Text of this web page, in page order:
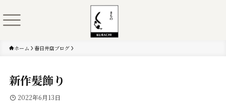
ホーム 春日井店ブログ
新作髪飾り
2022年6月13日